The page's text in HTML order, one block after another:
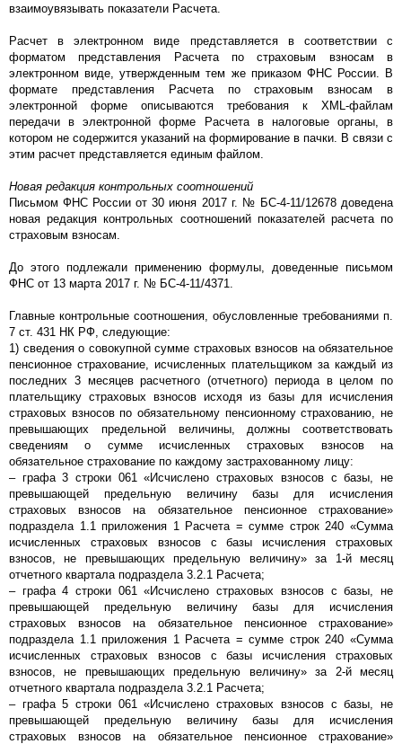
взаимоувязывать показатели Расчета.
Расчет в электронном виде представляется в соответствии с
форматом представления Расчета по страховым взносам в
электронном виде, утвержденным тем же приказом ФНС России. В
формате представления Расчета по страховым взносам в
электронной форме описываются требования к XML-файлам
передачи в электронной форме Расчета в налоговые органы, в
котором не содержится указаний на формирование в пачки. В связи с
этим расчет представляется единым файлом.
Новая редакция контрольных соотношений
Письмом ФНС России от 30 июня 2017 г. № БС-4-11/12678 доведена
новая редакция контрольных соотношений показателей расчета по
страховым взносам.
До этого подлежали применению формулы, доведенные письмом
ФНС от 13 марта 2017 г. № БС-4-11/4371.
Главные контрольные соотношения, обусловленные требованиями п.
7 ст. 431 НК РФ, следующие:
1) сведения о совокупной сумме страховых взносов на обязательное
пенсионное страхование, исчисленных плательщиком за каждый из
последних 3 месяцев расчетного (отчетного) периода в целом по
плательщику страховых взносов исходя из базы для исчисления
страховых взносов по обязательному пенсионному страхованию, не
превышающих предельной величины, должны соответствовать
сведениям о сумме исчисленных страховых взносов на
обязательное страхование по каждому застрахованному лицу:
– графа 3 строки 061 «Исчислено страховых взносов с базы, не
превышающей предельную величину базы для исчисления
страховых взносов на обязательное пенсионное страхование»
подраздела 1.1 приложения 1 Расчета = сумме строк 240 «Сумма
исчисленных страховых взносов с базы исчисления страховых
взносов, не превышающих предельную величину» за 1-й месяц
отчетного квартала подраздела 3.2.1 Расчета;
– графа 4 строки 061 «Исчислено страховых взносов с базы, не
превышающей предельную величину базы для исчисления
страховых взносов на обязательное пенсионное страхование»
подраздела 1.1 приложения 1 Расчета = сумме строк 240 «Сумма
исчисленных страховых взносов с базы исчисления страховых
взносов, не превышающих предельную величину» за 2-й месяц
отчетного квартала подраздела 3.2.1 Расчета;
– графа 5 строки 061 «Исчислено страховых взносов с базы, не
превышающей предельную величину базы для исчисления
страховых взносов на обязательное пенсионное страхование»